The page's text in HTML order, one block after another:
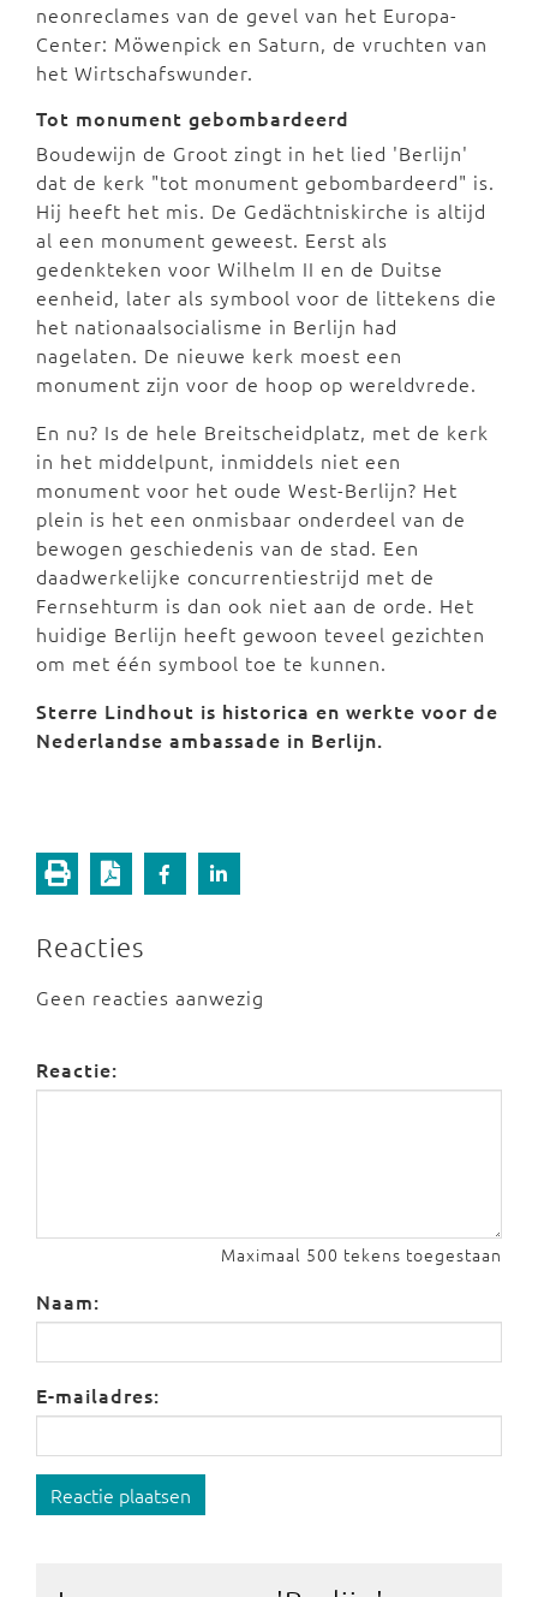
neonreclames van de gevel van het Europa-
Center: Möwenpick en Saturn, de vruchten van
het Wirtschafswunder.
Tot monument gebombardeerd
Boudewijn de Groot zingt in het lied 'Berlijn'
dat de kerk "tot monument gebombardeerd" is.
Hij heeft het mis. De Gedächtniskirche is altijd
al een monument geweest. Eerst als
gedenkteken voor Wilhelm II en de Duitse
eenheid, later als symbool voor de littekens die
het nationaalsocialisme in Berlijn had
nagelaten. De nieuwe kerk moest een
monument zijn voor de hoop op wereldvrede.
En nu? Is de hele Breitscheidplatz, met de kerk
in het middelpunt, inmiddels niet een
monument voor het oude West-Berlijn? Het
plein is het een onmisbaar onderdeel van de
bewogen geschiedenis van de stad. Een
daadwerkelijke concurrentiestrijd met de
Fernsehturm is dan ook niet aan de orde. Het
huidige Berlijn heeft gewoon teveel gezichten
om met één symbool toe te kunnen.
Sterre Lindhout is historica en werkte voor de
Nederlandse ambassade in Berlijn.
Reacties
Geen reacties aanwezig
Reactie:
Maximaal 500 tekens toegestaan
Naam:
E-mailadres:
Reactie plaatsen